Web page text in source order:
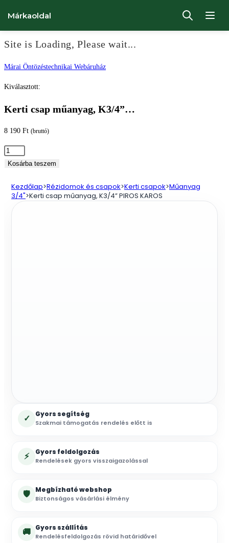
Site is Loading, Please wait...
Ugrás
Márai Öntözéstechnikai Webáruház
Márkaoldal
Kiválasztott:
Kerti csap műanyag, K3/4”…
8 190 Ft (bruttó)
Kerti
csap
K3/4”
PIROS
Kosárba teszem
Kezdőlap>Rézidomok és csapok>Kerti csapok>Műanyag
3/4">Kerti csap műanyag, K3/4” PIROS KAROS
✓ Gyors segítség
Szakmai támogatás rendelés előtt is
⚡ Gyors feldolgozás
Rendelések gyors visszaigazolással
🛡 Megbízható webshop
Biztonságos vásárlási élmény
🚚 Gyors szállítás
Rendelésfeldolgozás rövid határidővel